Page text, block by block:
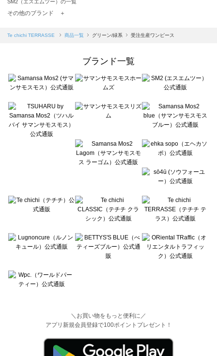
SM2（エスエムツー）の一覧
TSUHARU by Samansa Mos2（ツハルバイサマンサモスモス）の一覧
Samansa Mos2 blue（サマンサモスモス ブルー）の一覧
Te chichi（テチチ）の一覧
Te chichi CLASSIC（テチチ クラシック）の一覧
Lugnoncure（ルノンキュール）の一覧
BETTY'S BLUE（べティーズブルー）の一覧
Wpc.（ワールドパーティー）の一覧
その他のブランド ＋
Te chichi TERRASSE 商品一覧 グリーン/緑系 受注生産ワンピース
ブランド一覧
＼お買い物をもっと便利に／
アプリ新規会員登録で100ポイントプレゼント！